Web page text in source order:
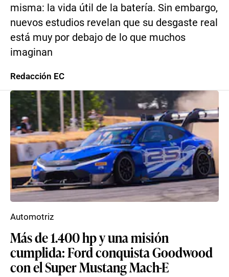
misma: la vida útil de la batería. Sin embargo,
nuevos estudios revelan que su desgaste real
está muy por debajo de lo que muchos
imaginan
Redacción EC
Más de 1.400 hp y una misión
cumplida: Ford conquista Goodwood
con el Super Mustang Mach-E
Automotriz